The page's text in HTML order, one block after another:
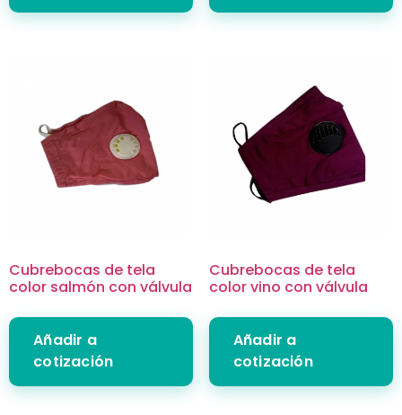
Cubrebocas de tela
color salmón con válvula
Añadir a
cotización
Cubrebocas de tela
color vino con válvula
Añadir a
cotización